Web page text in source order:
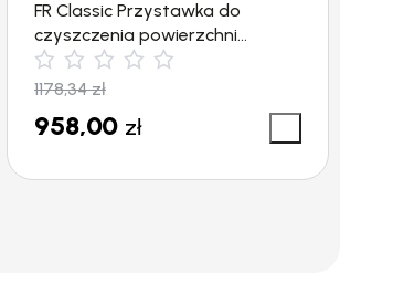
FR Classic Przystawka do
czyszczenia powierzchni
płaskich (300mm, 600l/h)
Kärcher
1178,34zł
958,00 zł